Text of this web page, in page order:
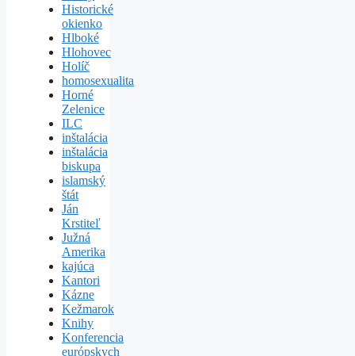
Historické
okienko
Hlboké
Hlohovec
Holíč
homosexualita
Horné
Zelenice
ILC
inštalácia
inštalácia
biskupa
islamský
štát
Ján
Krstiteľ
Južná
Amerika
kajúca
Kantori
Kázne
Kežmarok
Knihy
Konferencia
európskych